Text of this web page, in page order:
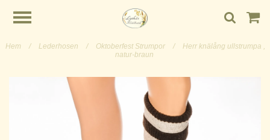
Hem / Lederhosen / Oktoberfest Strumpor /
Herr knälång ullstrumpa ,
natur-braun